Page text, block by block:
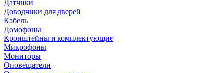
Датчики
Доводчики для дверей
Кабель
Домофоны
Кронштейны и комплектующие
Микрофоны
Мониторы
Оповещатели